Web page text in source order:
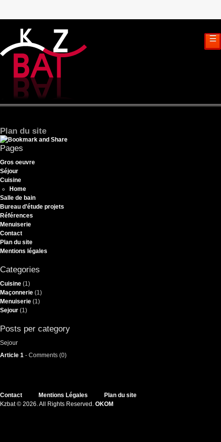
☰
Plan du site
Pages
Gros oeuvre
Séjour
Cuisine
Home
Salle de bain
Bureau d’étude projets
Références
Menuiserie
Contact
Plan du site
Mentions légales
Categories
Cuisine (1)
Maçonnerie (1)
Menuiserie (1)
Sejour (1)
Posts per category
Sejour
Article 1 - Comments (0)
Contact Mentions Légales
Plan du site
Kzbat © 2026. All Rights Reserved. OKOM